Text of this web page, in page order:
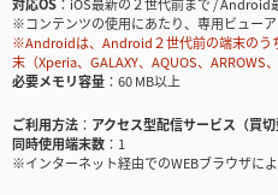
※コンテンツの使用にあたり、専用ビュー
※Androidは、Android２世代前の端末のう
末（Xperia、GALAXY、AQUOS、
必要メモリ容量
60 MB以上
ご利用方法
アクセス型配信サービス（買切
同時使用端末数
1
※インターネット経由でのWEBブラウザに